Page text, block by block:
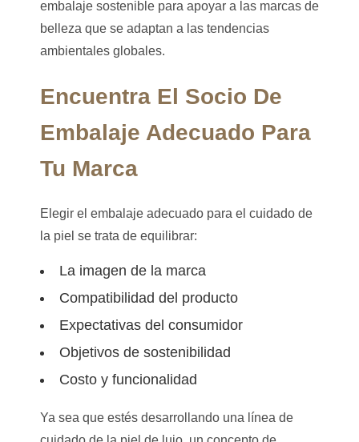
embalaje sostenible para apoyar a las marcas de
belleza que se adaptan a las tendencias
ambientales globales.
Encuentra El Socio De
Embalaje Adecuado Para
Tu Marca
Elegir el embalaje adecuado para el cuidado de
la piel se trata de equilibrar:
La imagen de la marca
Compatibilidad del producto
Expectativas del consumidor
Objetivos de sostenibilidad
Costo y funcionalidad
Ya sea que estés desarrollando una línea de